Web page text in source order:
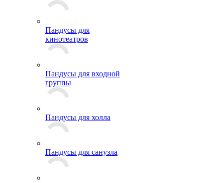
Пандусы для
кинотеатров
Пандусы для входной
группы
Пандусы для холла
Пандусы для санузла